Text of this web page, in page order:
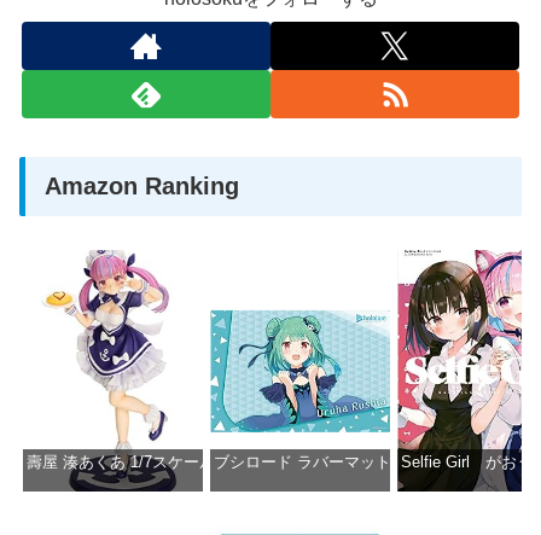
Amazon Ranking
壽屋 湊あくあ 1/7スケール PVC製 塗装済み完成品フィギュア PP942
ブシロード ラバーマットコレクション
Selfie Girl がおう